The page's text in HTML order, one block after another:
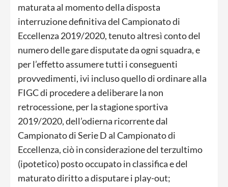
maturata al momento della disposta
interruzione definitiva del Campionato di
Eccellenza 2019/2020, tenuto altresì conto del
numero delle gare disputate da ogni squadra, e
per l’effetto assumere tutti i conseguenti
provvedimenti, ivi incluso quello di ordinare alla
FIGC di procedere a deliberare la non
retrocessione, per la stagione sportiva
2019/2020, dell’odierna ricorrente dal
Campionato di Serie D al Campionato di
Eccellenza, ciò in considerazione del terzultimo
(ipotetico) posto occupato in classifica e del
maturato diritto a disputare i play-out;